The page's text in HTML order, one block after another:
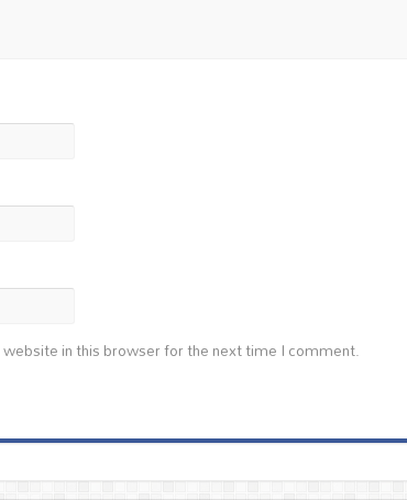
in this browser for the next time I comment.